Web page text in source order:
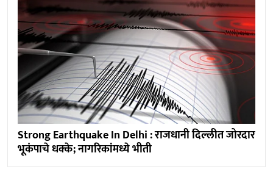
Strong Earthquake In Delhi : राजधानी दिल्लीत जोरदार
भूकंपाचे धक्के; नागरिकांमध्ये भीती